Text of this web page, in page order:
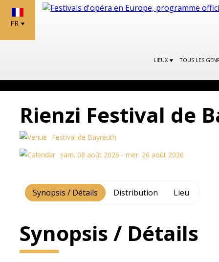
FR
LIEUX TOUS LES
Rienzi Festival de
Festival de Bayreuth
sam. 08 août 2026 - mer. 26 août 2026
Synopsis / Détails Distribution Lieu
Synopsis / Détails